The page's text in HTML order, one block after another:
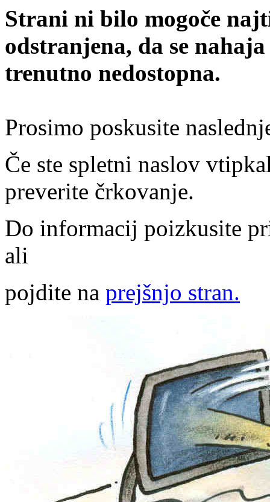
Strani ni bilo mogoče
odstranjena, da se
trenutno nedostopna.
Prosimo poskusite
Če ste spletni naslov
preverite črkovanje.
Do informacij poizkusite
ali
pojdite na prejšnjo stran.